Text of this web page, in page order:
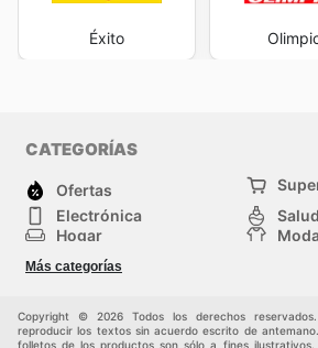
Éxito
CATEGORÍAS
Ofertas
Electrónica
Hogar
Moda
Herramientas y jardinería
Infancia
Más categorías
Copyright © 2026 Todos los derechos
reproducir los textos sin acuerdo escrito de
folletos de los productos son sólo a fines